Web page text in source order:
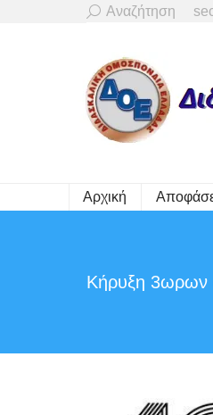
Search:
Αναζήτηση
Αρχική
Κήρυξη 3ωρων